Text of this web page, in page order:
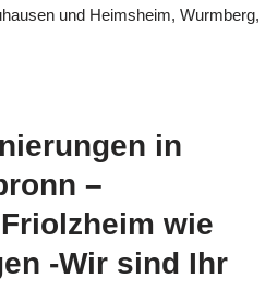
und Heimsheim, Wurmberg,
in
–
wie
-Wir sind Ihr